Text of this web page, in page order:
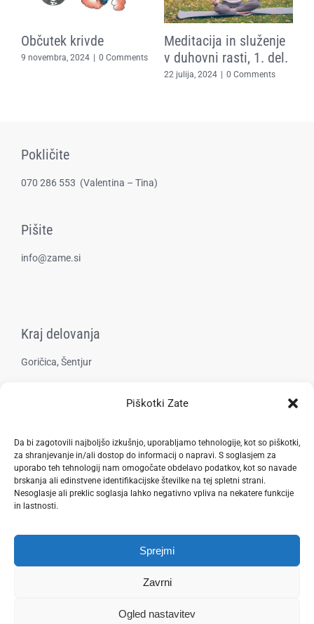
Piškotki Zate
Da bi zagotovili najboljšo izkušnjo, uporabljamo tehnologije, kot so piškotki,
za shranjevanje in/ali dostop do informacij o napravi. S soglasjem za
uporabo teh tehnologij nam omogočate obdelavo podatkov, kot so navade
brskanja ali edinstvene identifikacijske številke na tej spletni strani.
Nesoglasje ali preklic soglasja lahko negativno vpliva na nekatere funkcije
in lastnosti.
Sprejmi
Zavrni
Ogled nastavitev
Občutek krivde
9 novembra, 2024 | 0 Comments
Meditacija in služenje
v duhovni rasti, 1. del.
22 julija, 2024 | 0 Comments
Pokličite
070 286 553 (​Valentina – Tina)
Pišite
info@zame.si
Kraj delovanja
Goričica, Šentjur
Pravilnik zasebnosti
Spletna stran je last Zavoda VITA, pod okriljem katerega deluje Z.A.M.E.
www.zame.sisoustvarja